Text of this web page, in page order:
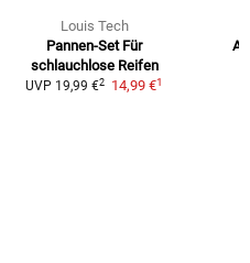
Louis Tech
Pannen-Set Für
schlauchlose Reifen
UVP 19,99 €2 14,99 €1